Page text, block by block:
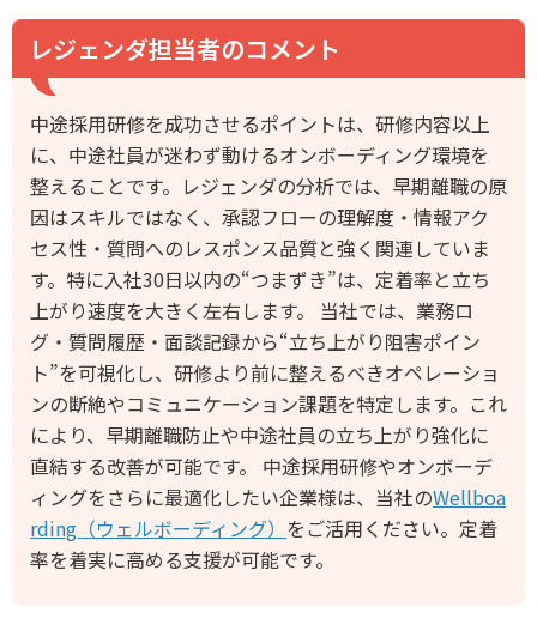
レジェンダ担当者のコメント
中途採用研修を成功させるポイントは、研修内容以上
に、中途社員が迷わず動けるオンボーディング環境を
整えることです。レジェンダの分析では、早期離職の原
因はスキルではなく、承認フローの理解度・情報アク
セス性・質問へのレスポンス品質と強く関連していま
す。特に入社30日以内の“つまずき”は、定着率と立ち
上がり速度を大きく左右します。 当社では、業務ロ
グ・質問履歴・面談記録から“立ち上がり阻害ポイン
ト”を可視化し、研修より前に整えるべきオペレーショ
ンの断絶やコミュニケーション課題を特定します。これ
により、早期離職防止や中途社員の立ち上がり強化に
直結する改善が可能です。 中途採用研修やオンボーデ
ィングをさらに最適化したい企業様は、当社のWellboa
rding（ウェルボーディング） をご活用ください。定着
率を着実に高める支援が可能です。